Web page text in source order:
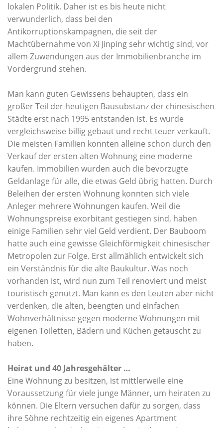
lokalen Politik. Daher ist es bis heute nicht
verwunderlich, dass bei den
Antikorruptionskampagnen, die seit der
Machtübernahme von Xi Jinping sehr wichtig sind, vor
allem Zuwendungen aus der Immobilienbranche im
Vordergrund stehen.
Man kann guten Gewissens behaupten, dass ein
großer Teil der heutigen Bausubstanz der chinesischen
Städte erst nach 1995 entstanden ist. Es wurde
vergleichsweise billig gebaut und recht teuer verkauft.
Die meisten Familien konnten alleine schon durch den
Verkauf der ersten alten Wohnung eine moderne
kaufen. Immobilien wurden auch die bevorzugte
Geldanlage für alle, die etwas Geld übrig hatten. Durch
Beleihen der ersten Wohnung konnten sich viele
Anleger mehrere Wohnungen kaufen. Weil die
Wohnungspreise exorbitant gestiegen sind, haben
einige Familien sehr viel Geld verdient. Der Bauboom
hatte auch eine gewisse Gleichförmigkeit chinesischer
Metropolen zur Folge. Erst allmählich entwickelt sich
ein Verständnis für die alte Baukultur. Was noch
vorhanden ist, wird nun zum Teil renoviert und meist
touristisch genutzt. Man kann es den Leuten aber nicht
verdenken, die alten, beengten und einfachen
Wohnverhältnisse gegen moderne Wohnungen mit
eigenen Toiletten, Bädern und Küchen getauscht zu
haben.
Heirat und 40 Jahresgehälter …
Eine Wohnung zu besitzen, ist mittlerweile eine
Voraussetzung für viele junge Männer, um heiraten zu
können. Die Eltern versuchen dafür zu sorgen, dass
ihre Söhne rechtzeitig ein eigenes Apartment